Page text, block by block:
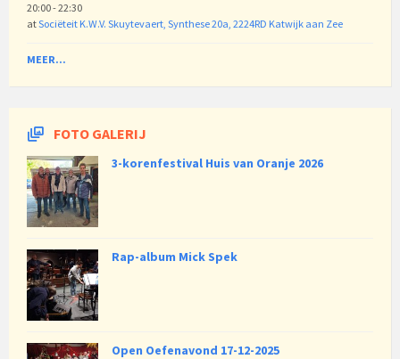
20:00 - 22:30
atSociëteit K.W.V. Skuytevaert, Synthese 20a, 2224RD Katwijk aan Zee
MEER...
FOTO GALERIJ
3-korenfestival Huis van Oranje 2026
Rap-album Mick Spek
Open Oefenavond 17-12-2025